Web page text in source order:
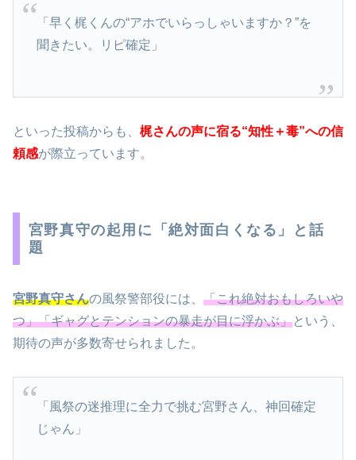
「早く梶くんの“アホでいらっしゃいますか？”を
聞きたい。リピ確定」
といった投稿からも、 梶さんの声に宿る“知性＋毒”への信
頼感が際立っています。
宮野真守の起用に「絶対面白くなる」と話
題
宮野真守さんの風祭警部役には、 「これ絶対おもしろいや
つ」「ギャグとテンションの暴走が目に浮かぶ」という、
期待の声が多数寄せられました。
「風祭の迷推理に全力で挑む宮野さん、神回確定
じゃん」